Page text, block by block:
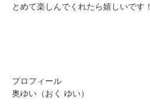
とめて楽しんでくれたら嬉しいです！
プロフィール
奥ゆい（おく ゆい）